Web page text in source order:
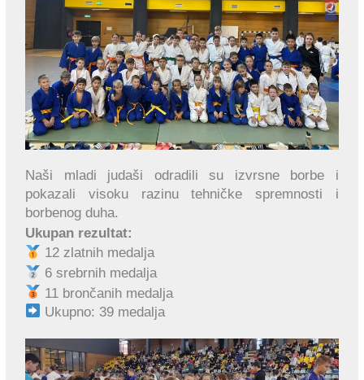
Naši mladi judaši odradili su izvrsne borbe i
pokazali visoku razinu tehničke spremnosti i
borbenog duha.
Ukupan rezultat:
12 zlatnih medalja
6 srebrnih medalja
11 brončanih medalja
Ukupno: 39 medalja